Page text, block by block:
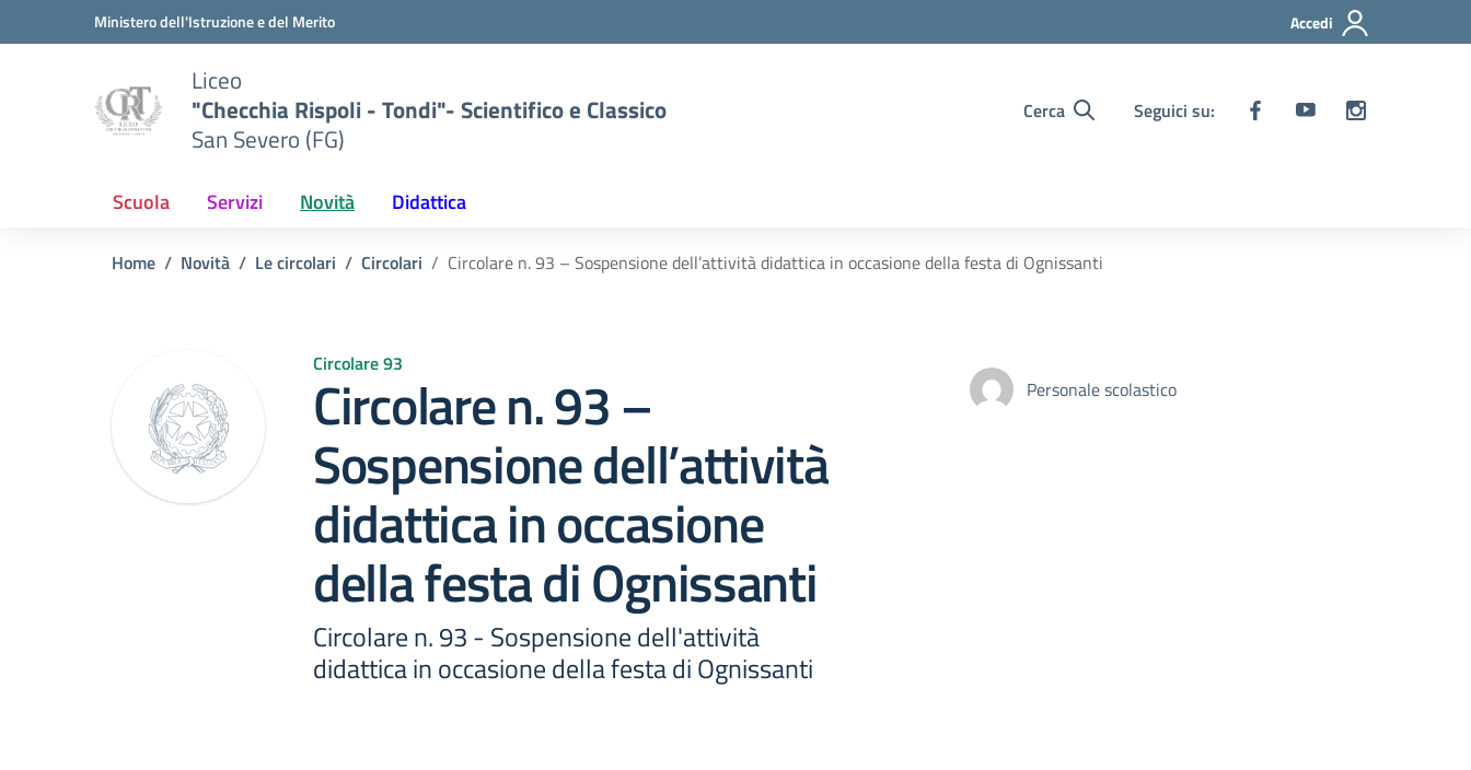
Vai ai contenuti
Vai al menu di navigazioneMinistero dell'Istruzione e del Merito Accedi
Liceo
"Checchia Rispoli - Tondi"- Scientifico e Classico
San Severo (FG)
Cerca Seguici su:
Scuola Servizi Novità Didattica
Home Novità Le circolari Circolari Circolare n. 93 – Sospensione dell’attività didattica in occasione della festa di Ognissanti
Circolare 93
Circolare n. 93 –
Sospensione dell’attività
didattica in occasione
della festa di Ognissanti
Circolare n. 93 - Sospensione dell'attività
didattica in occasione della festa di Ognissanti
Personale scolastico